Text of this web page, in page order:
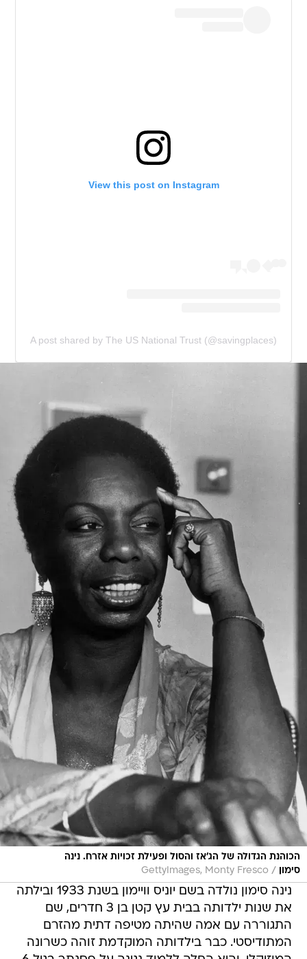
View this post on Instagram
A post shared by The US National Trust (@savingplaces)
הכוהנת הגדולה של הג'אז והסול ופעילת זכויות אזרח. נינה
סימון
/
GettyImages, Monty Fresco
נינה סימון נולדה בשם יוניס וויימון בשנת 1933 ובילתה
את שנות ילדותה בבית עץ קטן בן 3 חדרים, שם
התגוררה עם אמה שהיתה מטיפה דתית מהזרם
המתודיסטי. כבר בילדותה המוקדמת זוהה כשרונה